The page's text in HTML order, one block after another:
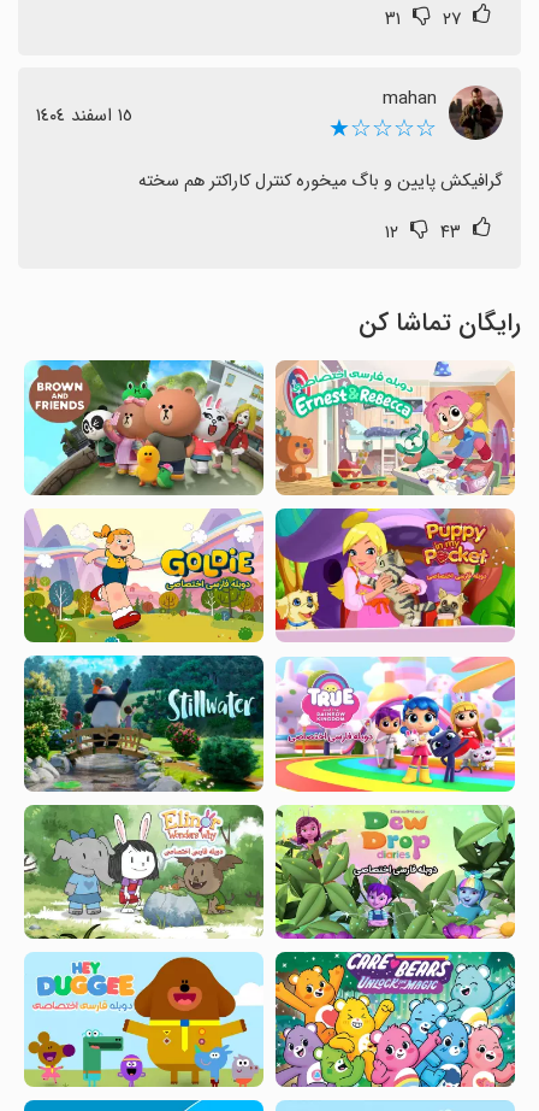
۲۷ ۳۱
mahan
☆☆☆☆★ ١٥ اسفند ١٤٠٤
گرافیکش پایین و باگ میخوره کنترل کاراکتر هم سخته
۴۳ ۱۲
رایگان تماشا کن